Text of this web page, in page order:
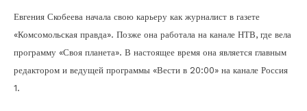
Евгения Скобеева начала свою карьеру как журналист в газете
«Комсомольская правда». Позже она работала на канале НТВ, где вела
программу «Своя планета». В настоящее время она является главным
редактором и ведущей программы «Вести в 20:00» на канале Россия
1.